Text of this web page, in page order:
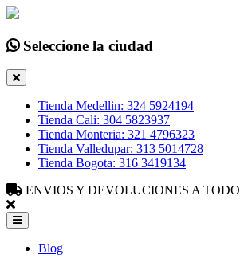
Seleccione la ciudad
Tienda Medellin: 324 5924194
Tienda Cali: 304 5823937
Tienda Monteria: 321 4796323
Tienda Valledupar: 313 5014728
Tienda Bogota: 316 3419134
ENVIOS Y DEVOLUCIONES A
Blog